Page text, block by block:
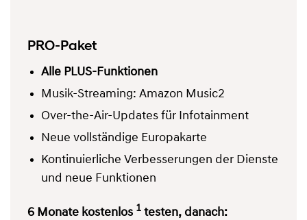
PRO-Paket
Alle PLUS-Funktionen
Musik-Streaming: Amazon Music2
Over-the-Air-Updates für Infotainment
Neue vollständige Europakarte
Kontinuierliche Verbesserungen der Dienste
und neue Funktionen
6 Monate kostenlos 1 testen, danach: